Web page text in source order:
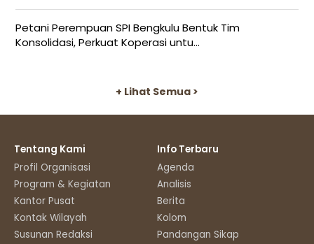
Petani Perempuan SPI Bengkulu Bentuk Tim
Konsolidasi, Perkuat Koperasi untu...
+ Lihat Semua >
Tentang Kami
Profil Organisasi
Program & Kegiatan
Kantor Pusat
Kontak Wilayah
Susunan Redaksi
Info Terbaru
Agenda
Analisis
Berita
Kolom
Pandangan Sikap